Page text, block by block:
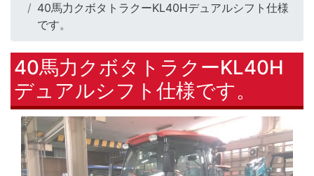
40馬力クボタトラクーKL40Hデュアルシフト仕様
です。
40馬力クボタトラクーKL40H
デュアルシフト仕様です。